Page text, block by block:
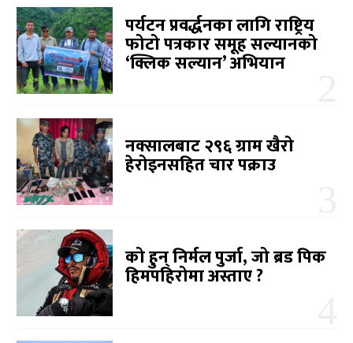
पर्यटन प्रवर्द्धनका लागि राष्ट्रिय
फोटो पत्रकार समूह सल्यानको
‘क्लिक सल्यान’ अभियान
नक्सालबाट २९६ ग्राम खैरो
हेरोइनसहित चार पक्राउ
को हुन् निर्मल पुर्जा, जो ब्रड पिक
हिमपहिरोमा अस्ताए ?